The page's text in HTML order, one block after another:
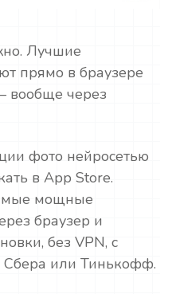
Лучшие
прямо в браузере
вообще через
фото нейросетью
в App Store.
мощные
браузер и
без VPN, с
Сбера или Тинькофф.